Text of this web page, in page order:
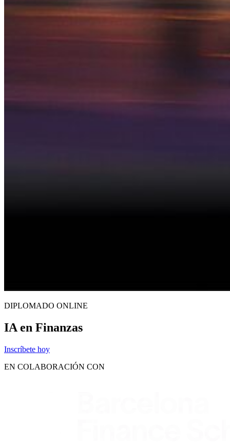
DIPLOMADO ONLINE
IA en Finanzas
Inscríbete hoy
EN COLABORACIÓN CON